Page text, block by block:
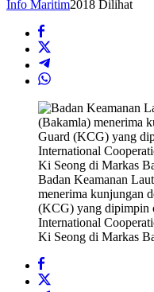
Info Maritim2018 Dilihat
Badan Keamanan
menerima kunjungan
(KCG) yang dipimpin
International
Ki Seong di Markas